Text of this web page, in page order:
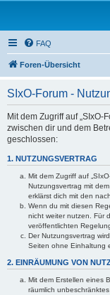
FAQ
Foren-Übersicht
SIxO-Forum -
Mit dem Zugriff auf „SIxO-
zwischen dir und dem
geschlossen:
1. NUTZUNGSVERTRAG
Mit dem Zugriff auf
Nutzungsvertrag mit
erklärst dich mit den
Wenn du mit diesen
nicht weiter nutzen. Für
veröffentlichten
Der Nutzungsvertrag
Seiten ohne Einhaltung
2. EINRÄUMUNG VON
Mit dem Erstellen eines
räumlich